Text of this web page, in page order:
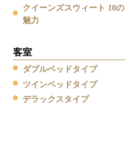
クイーンズスウィート 10の
魅力
客室
ダブルベッドタイプ
ツインベッドタイプ
デラックスタイプ